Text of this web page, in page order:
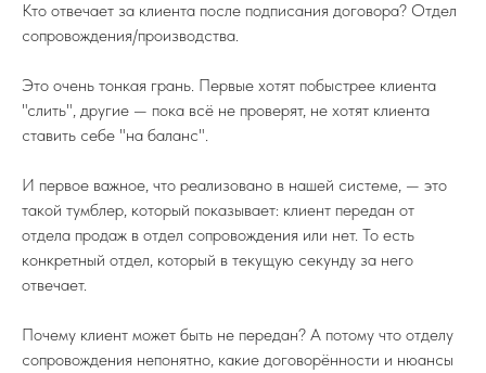
Кто отвечает за клиента после подписания договора? Отдел
сопровождения/производства.
Это очень тонкая грань. Первые хотят побыстрее клиента
"слить", другие — пока всё не проверят, не хотят клиента
ставить себе "на баланс".
И первое важное, что реализовано в нашей системе, — это
такой тумблер, который показывает: клиент передан от
отдела продаж в отдел сопровождения или нет. То есть
конкретный отдел, который в текущую секунду за него
отвечает.
Почему клиент может быть не передан? А потому что отделу
сопровождения непонятно, какие договорённости и нюансы